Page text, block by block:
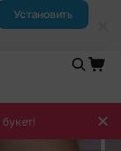
Установить